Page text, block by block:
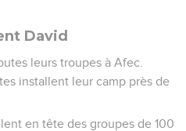
David
leurs troupes à Afec.
installent leur camp près de
en tête des groupes de 100